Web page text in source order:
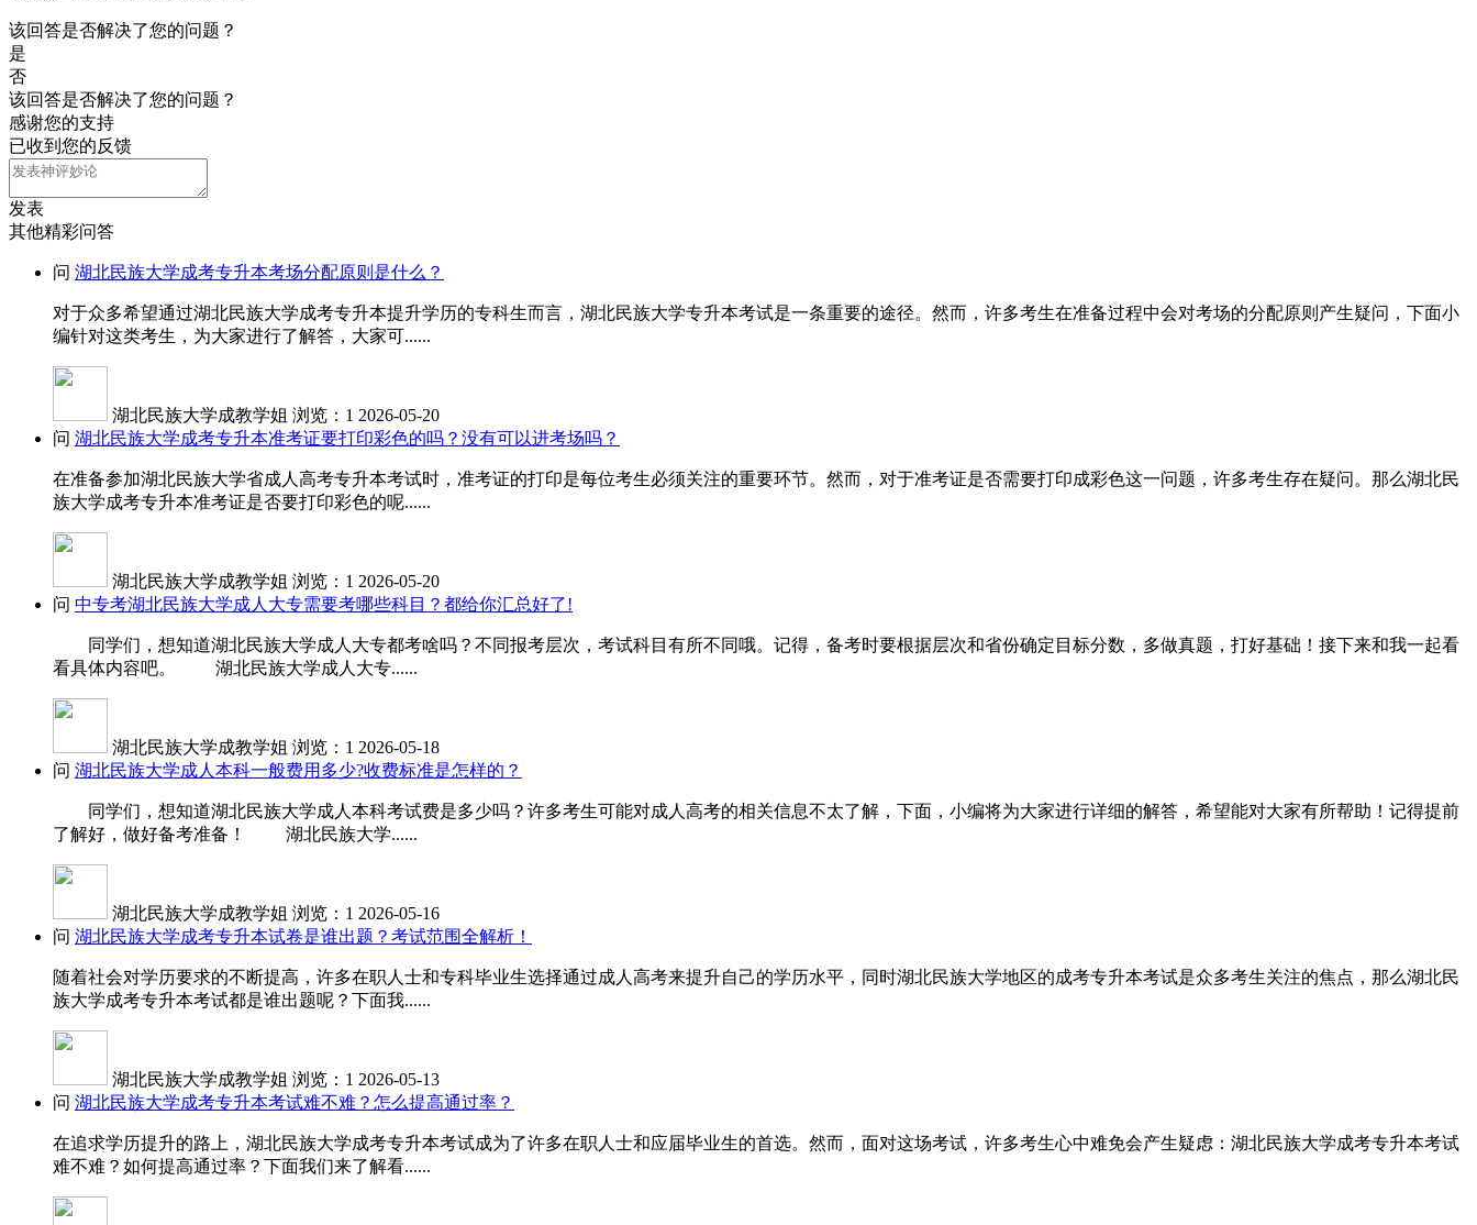
该回答是否解决了您的问题？
是
否
该回答是否解决了您的问题？
感谢您的支持
已收到您的反馈
发表
其他精彩问答
问 湖北民族大学成考专升本考场分配原则是什么？
对于众多希望通过湖北民族大学成考专升本提升学历的专科生而言，湖北民族大学专升本考试是一条重要的途径。然而，许多考生在准备过程中会对考场的分配原则产生疑问，下面小
编针对这类考生，为大家进行了解答，大家可......
湖北民族大学成教学姐 浏览：1 2026-05-20
问 湖北民族大学成考专升本准考证要打印彩色的吗？没有可以进考场吗？
在准备参加湖北民族大学省成人高考专升本考试时，准考证的打印是每位考生必须关注的重要环节。然而，对于准考证是否需要打印成彩色这一问题，许多考生存在疑问。那么湖北民
族大学成考专升本准考证是否要打印彩色的呢......
湖北民族大学成教学姐 浏览：1 2026-05-20
问 中专考湖北民族大学成人大专需要考哪些科目？都给你汇总好了!
同学们，想知道湖北民族大学成人大专都考啥吗？不同报考层次，考试科目有所不同哦。记得，备考时要根据层次和省份确定目标分数，多做真题，打好基础！接下来和我一起看
看具体内容吧。 湖北民族大学成人大专......
湖北民族大学成教学姐 浏览：1 2026-05-18
问 湖北民族大学成人本科一般费用多少?收费标准是怎样的？
同学们，想知道湖北民族大学成人本科考试费是多少吗？许多考生可能对成人高考的相关信息不太了解，下面，小编将为大家进行详细的解答，希望能对大家有所帮助！记得提前
了解好，做好备考准备！ 湖北民族大学......
湖北民族大学成教学姐 浏览：1 2026-05-16
问 湖北民族大学成考专升本试卷是谁出题？考试范围全解析！
随着社会对学历要求的不断提高，许多在职人士和专科毕业生选择通过成人高考来提升自己的学历水平，同时湖北民族大学地区的成考专升本考试是众多考生关注的焦点，那么湖北民
族大学成考专升本考试都是谁出题呢？下面我......
湖北民族大学成教学姐 浏览：1 2026-05-13
问 湖北民族大学成考专升本考试难不难？怎么提高通过率？
在追求学历提升的路上，湖北民族大学成考专升本考试成为了许多在职人士和应届毕业生的首选。然而，面对这场考试，许多考生心中难免会产生疑虑：湖北民族大学成考专升本考试
难不难？如何提高通过率？下面我们来了解看......